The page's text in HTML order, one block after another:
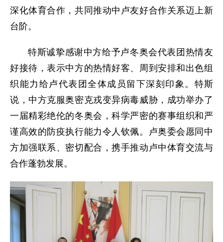
深化体育合作，共同推动中卢友好合作关系迈上新
台阶。
特斯诚挚感谢中方给予卢冬奥会代表团热情友
好接待，表示中方的热情好客、周到安排和出色组
织能力给卢代表团全体成员留下深刻印象。特斯
说，中方克服奥密克戎变异病毒威胁，成功举办了
一届精彩绝伦的冬奥会，科学严密的赛事组织和严
谨高效的防疫执行能力令人钦佩。卢奥委会愿同中
方加强联系、密切配合，携手推动卢中体育交流与
合作蓬勃发展。